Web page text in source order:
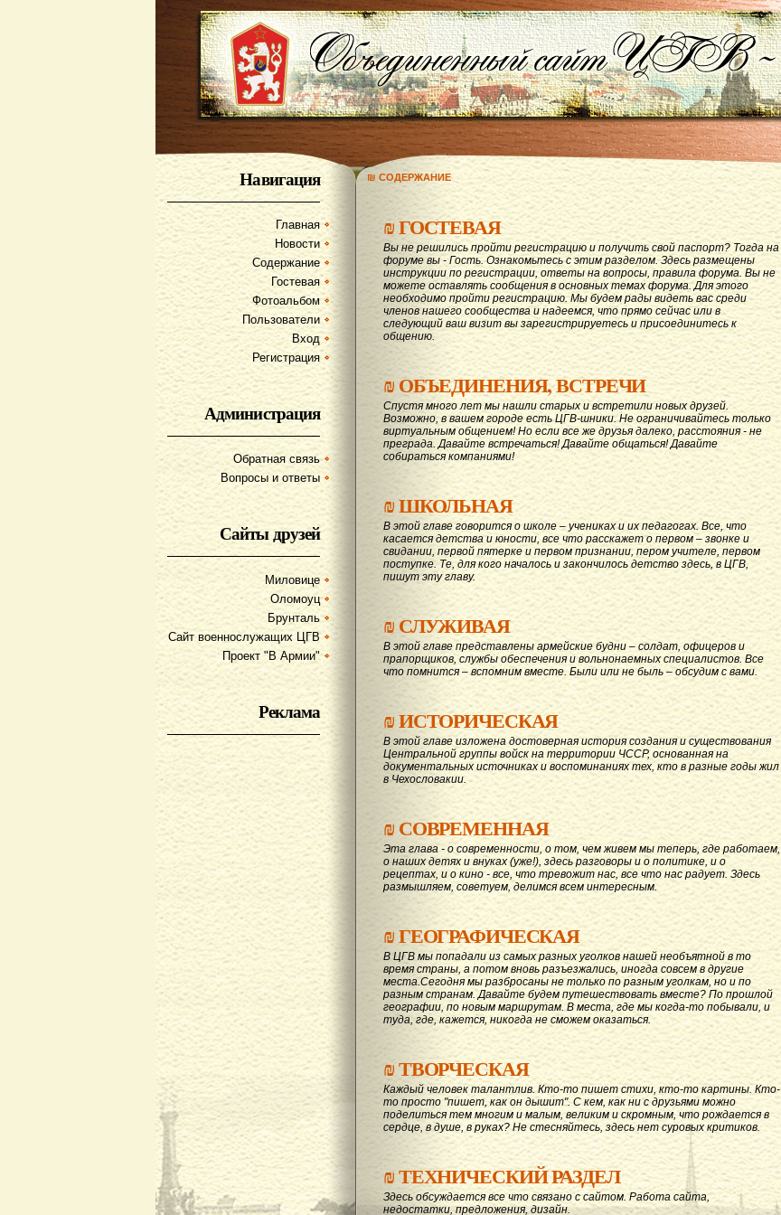
Навигация
Главная
Новости
Содержание
Гостевая
Фотоальбом
Пользователи
Вход
Регистрация
Администрация
Обратная связь
Вопросы и ответы
Сайты друзей
Миловице
Оломоуц
Брунталь
Сайт военнослужащих ЦГВ
Проект "В Армии"
Реклама
₪ СОДЕРЖАНИЕ
₪ГОСТЕВАЯ
Вы не решились пройти регистрацию и получить свой паспорт? Тогда на
форуме вы - Гость. Ознакомьтесь с этим разделом. Здесь размещены
инструкции по регистрации, ответы на вопросы, правила форума. Вы не
можете оставлять сообщения в основных темах форума. Для этого
необходимо пройти регистрацию. Мы будем рады видеть вас среди
членов нашего сообщества и надеемся, что прямо сейчас или в
следующий ваш визит вы зарегистрируетесь и присоединитесь к
общению.
₪ОБЪЕДИНЕНИЯ, ВСТРЕЧИ
Спустя много лет мы нашли старых и встретили новых друзей.
Возможно, в вашем городе есть ЦГВ-шники. Не ограничивайтесь только
виртуальным общением! Но если все же друзья далеко, расстояния - не
преграда. Давайте вcтречаться! Давайте общаться! Давайте
собираться компаниями!
₪ШКОЛЬНАЯ
В этой главе говорится о школе – учениках и их педагогах. Все, что
касается детства и юности, все что расскажет о первом – звонке и
свидании, первой пятерке и первом признании, пером учителе, первом
поступке. Те, для кого началось и закончилось детство здесь, в ЦГВ,
пишут эту главу.
₪СЛУЖИВАЯ
В этой главе представлены армейские будни – солдат, офицеров и
прапорщиков, службы обеспечения и вольнонаемных специалистов. Все
что помнится – вспомним вместе. Были или не быль – обсудим с вами.
₪ИСТОРИЧЕСКАЯ
В этой главе изложена достоверная история создания и существования
Центральной группы войск на территории ЧССР, основанная на
документальных источниках и воспоминаниях тех, кто в разные годы жил
в Чехословакии.
₪СОВРЕМЕННАЯ
Эта глава - о современности, о том, чем живем мы теперь, где работаем,
о наших детях и внуках (уже!), здесь разговоры и о политике, и о
рецептах, и о кино - все, что тревожит нас, все что нас радует. Здесь
размышляем, советуем, делимся всем интересным.
₪ГЕОГРАФИЧЕСКАЯ
В ЦГВ мы попадали из самых разных уголков нашей необъятной в то
время страны, а потом вновь разъезжались, иногда совсем в другие
места.Сегодня мы разбросаны не только по разным уголкам, но и по
разным странам. Давайте будем путешествовать вместе? По прошлой
географии, по новым маршрутам. В места, где мы когда-то побывали, и
туда, где, кажется, никогда не сможем оказаться.
₪ТВОРЧЕСКАЯ
Каждый человек талантлив. Кто-то пишет стихи, кто-то картины. Кто-
то просто "пишет, как он дышит". С кем, как ни с друзьями можно
поделиться тем многим и малым, великим и скромным, что рождается в
сердце, в душе, в руках? Не стесняйтесь, здесь нет суровых критиков.
₪ТЕХНИЧЕСКИЙ РАЗДЕЛ
Здесь обсуждается все что связано с сайтом. Работа сайта,
недостатки, предложения, дизайн.